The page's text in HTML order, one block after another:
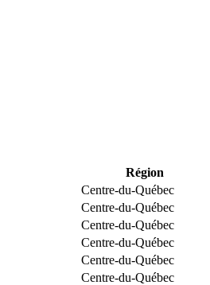
Région
Centre-du-Québec
Centre-du-Québec
Centre-du-Québec
Centre-du-Québec
Centre-du-Québec
Centre-du-Québec